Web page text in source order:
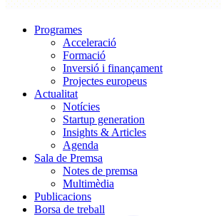
Programes
Acceleració
Formació
Inversió i finançament
Projectes europeus
Actualitat
Notícies
Startup generation
Insights & Articles
Agenda
Sala de Premsa
Notes de premsa
Multimèdia
Publicacions
Borsa de treball